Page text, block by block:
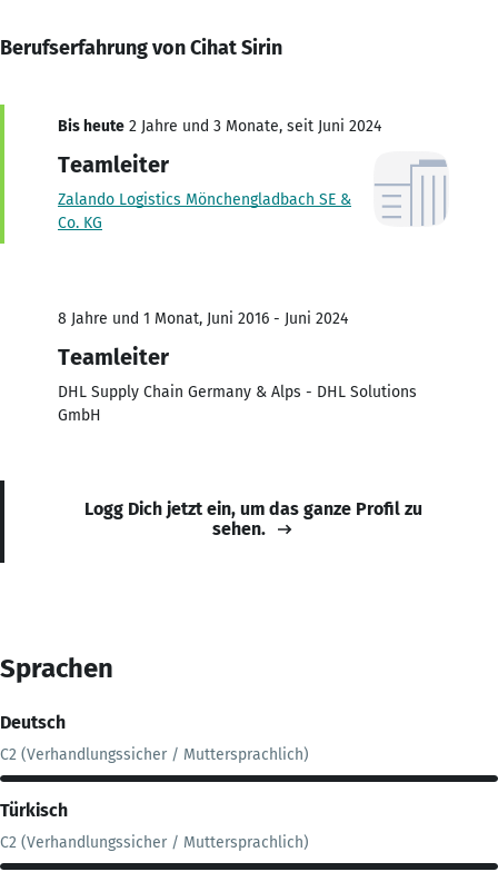
Berufserfahrung von Cihat Sirin
Bis heute 2 Jahre und 3 Monate, seit Juni 2024
Teamleiter
Zalando Logistics Mönchengladbach SE &
Co. KG
8 Jahre und 1 Monat, Juni 2016 - Juni 2024
Teamleiter
DHL Supply Chain Germany & Alps - DHL Solutions
GmbH
Logg Dich jetzt ein, um das ganze Profil zu
sehen.
Sprachen
Deutsch
C2 (Verhandlungssicher / Muttersprachlich)
Türkisch
C2 (Verhandlungssicher / Muttersprachlich)